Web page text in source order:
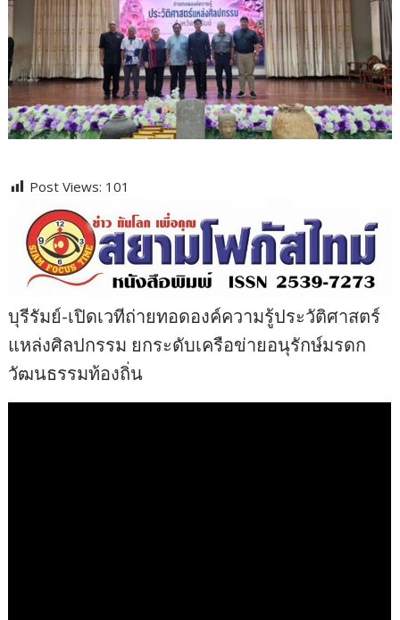
Post Views: 101
บุรีรัมย์-เปิดเวทีถ่ายทอดองค์ความรู้ประวัติศาสตร์
แหล่งศิลปกรรม ยกระดับเครือข่ายอนุรักษ์มรดก
วัฒนธรรมท้องถิ่น